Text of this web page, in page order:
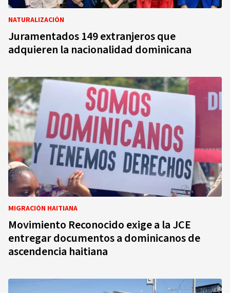
NATURALIZACIÓN
Juramentados 149 extranjeros que
adquieren la nacionalidad dominicana
MIGRACIÓN HAITIANA
Movimiento Reconocido exige a la JCE
entregar documentos a dominicanos de
ascendencia haitiana